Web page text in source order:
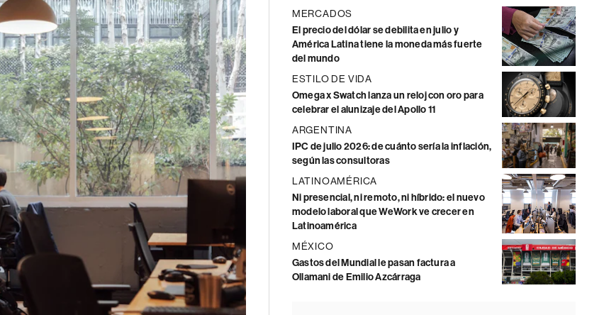
MERCADOS
El precio del dólar se debilita en julio y
América Latina tiene la moneda más fuerte
del mundo
ESTILO DE VIDA
Omega x Swatch lanza un reloj con oro para
celebrar el alunizaje del Apollo 11
ARGENTINA
IPC de julio 2026: de cuánto sería la inflación,
según las consultoras
LATINOAMÉRICA
Ni presencial, ni remoto, ni híbrido: el nuevo
modelo laboral que WeWork ve crecer en
Latinoamérica
MÉXICO
Gastos del Mundial le pasan factura a
Ollamani de Emilio Azcárraga